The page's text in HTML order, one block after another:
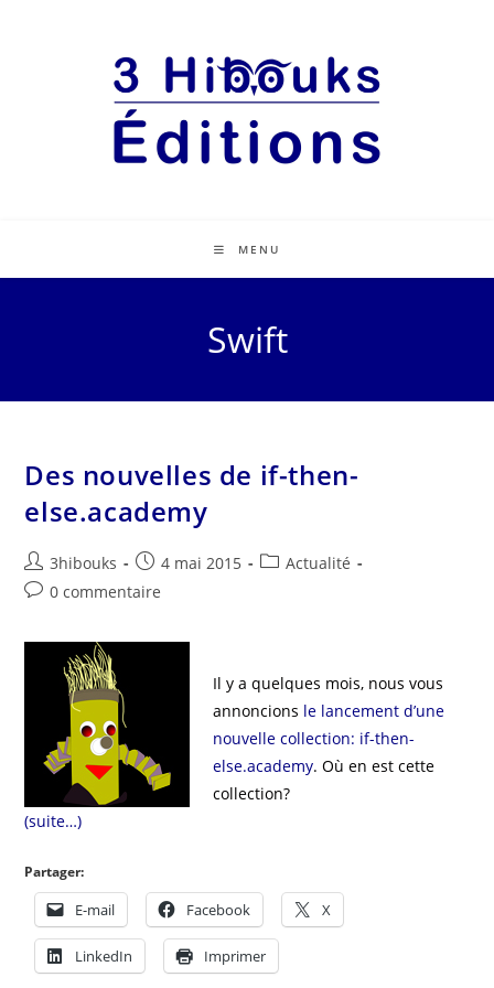
MENU
Swift
Des nouvelles de if-then-
else.academy
3hibouks 4 mai 2015
Actualité
0 commentaire
Il y a quelques mois, nous vous
annoncions le lancement d’une
nouvelle collection: if-then-
else.academy. Où en est cette
collection?
(suite…)
Partager:
E-mail Facebook X
LinkedIn Imprimer